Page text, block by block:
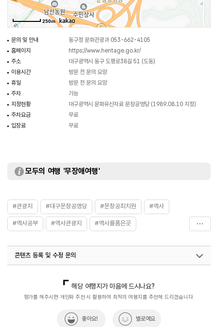
장식 또한 특색이 있어 조선 후기 목조건물의 전형과 아름다움을 잘 간직하고
있다.
250m
문의 및 안내
동구청 문화관광과 053-662-4105
홈페이지
https://www.heritage.go.kr/
주소
대구광역시 동구 도평로38길 51 (도동)
이용시간
방문 전 문의 요망
휴일
방문 전 문의 요망
주차
가능
지정현황
대구광역시 문화유산자료 문창공영당 (1989.08.10 지정)
주차요금
무료
입장료
무료
모두의 여행 '무장애여행'
#관광지 #대구문창공영당 #문창공최치원 #역사
#역사공부 #역사관광지 #역사를품은곳
#역사유적 #역사유적지
콘텐츠 등록 및 수정 문의
해당 여행지가 마음에 드시나요?
평가를 해주시면 개인화 추천 시 활용하여 최적의 여행지를 추천해 드리겠습니다.
좋아요! 별로예요